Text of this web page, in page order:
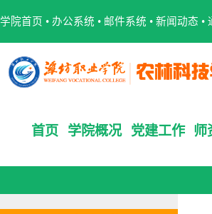
学院首页 • 办公系统 • 邮件系统 • 新闻动态 •
首页 学院概况 党建工作 师